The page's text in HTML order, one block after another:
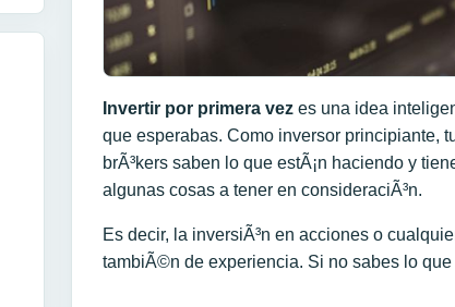
Invertir por primera vez es una idea
que esperabas. Como inversor principiante,
brÃ³kers saben lo que estÃ¡n haciendo y
algunas cosas a tener en consideraciÃ³n.
Es decir, la inversiÃ³n en acciones o
tambiÃ©n de experiencia. Si no sabes lo